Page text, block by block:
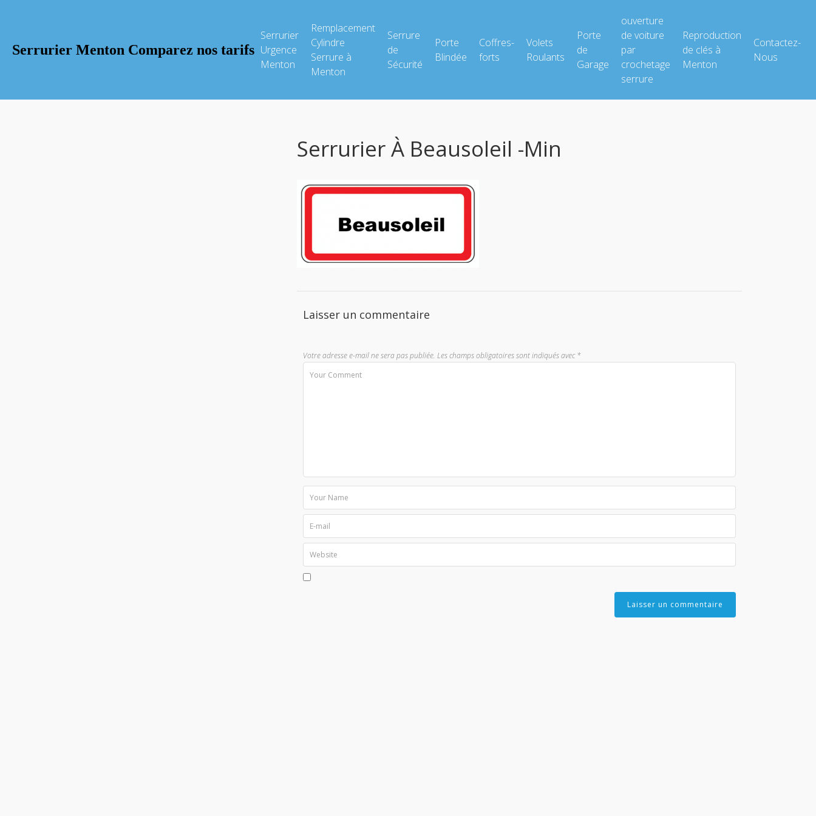
Serrurier Menton Comparez nos tarifs
Serrurier
Urgence
Menton
Remplacement
Cylindre
Serrure à
Menton
Serrure
de
Sécurité
Porte
Blindée
Coffres-
forts
Volets
Roulants
Porte
de
Garage
ouverture
de voiture
par
crochetage
serrure
Reproduction
de clés à
Menton
Contactez-
Nous
Serrurier À Beausoleil -min
Laisser un commentaire
Votre adresse e-mail ne sera pas publiée. Les champs obligatoires sont indiqués avec*